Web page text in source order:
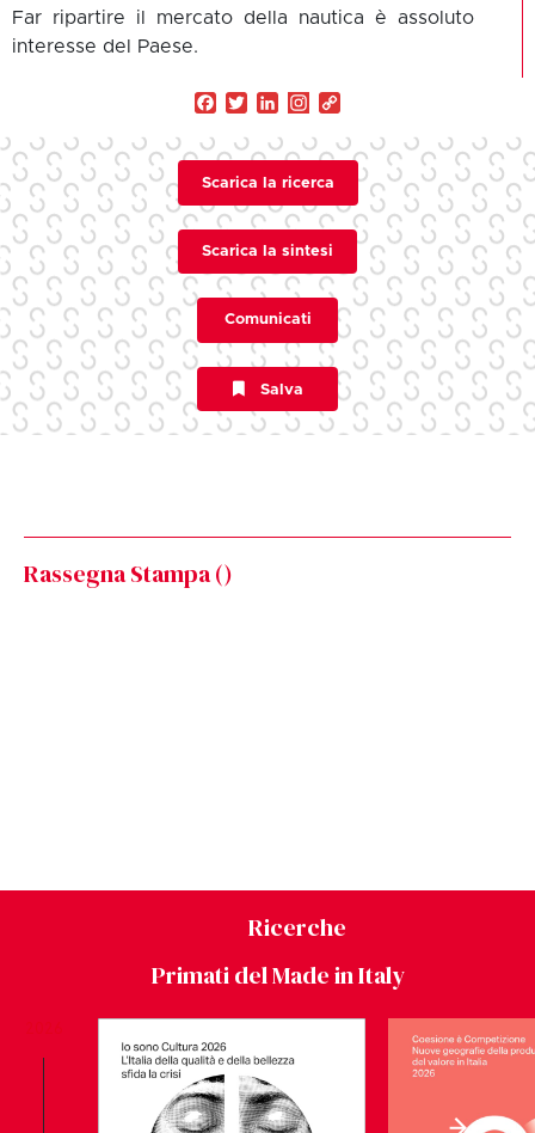
Far ripartire il mercato della nautica è assoluto
interesse del Paese.
Facebook
TwitterLinkedIn
Scarica la ricerca
Scarica la sintesi
Comunicati
Salva
Rassegna Stampa ()
Ricerche
Primati del Made in Italy